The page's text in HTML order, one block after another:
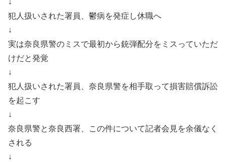
↓
犯人扱いされた署員、鬱病を発症し休職へ
↓
実は奈良県警のミスで最初から銃弾配分をミスっていただ
けだと発覚
↓
犯人扱いされた署員、奈良県警を相手取って損害賠償訴訟
を起こす
↓
奈良県警と奈良西署、この件について記者会見を余儀なく
される
↓